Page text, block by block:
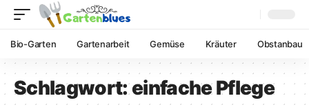
Bio-Garten Gartenarbeit Gemüse Kräuter Obstanbau
Schlagwort:einfache Pflege